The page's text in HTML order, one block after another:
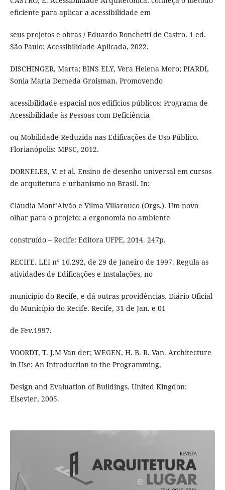
eficiente para aplicar a acessibilidade em
seus projetos e obras / Eduardo Ronchetti de Castro. 1 ed.
São Paulo: Acessibilidade Aplicada, 2022.
DISCHINGER, Marta; BINS ELY, Vera Helena Moro; PIARDI,
Sonia Maria Demeda Groisman. Promovendo
acessibilidade espacial nos edifícios públicos: Programa de
Acessibilidade às Pessoas com Deficiência
ou Mobilidade Reduzida nas Edificações de Uso Público.
Florianópolis: MPSC, 2012.
DORNELES, V. et al. Ensino de desenho universal em cursos
de arquitetura e urbanismo no Brasil. In:
Cláudia Mont’Alvão e Vilma Villarouco (Orgs.). Um novo
olhar para o projeto: a ergonomia no ambiente
construído – Recife: Editora UFPE, 2014. 247p.
RECIFE. LEI n° 16.292, de 29 de Janeiro de 1997. Regula as
atividades de Edificações e Instalações, no
município do Recife, e dá outras providências. Diário Oficial
do Município do Recife. Recife, 31 de Jan. e 01
de Fev.1997.
VOORDT, T. J.M Van der; WEGEN, H. B. R. Van. Architecture
in Use: An Introduction to the Programming,
Design and Evaluation of Buildings. United Kingdon:
Elsevier, 2005.